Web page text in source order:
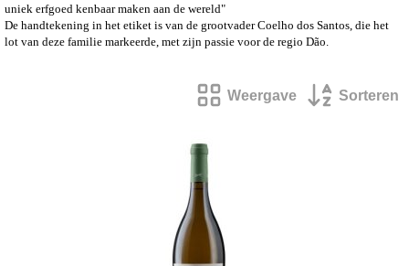
uniek erfgoed kenbaar maken aan de wereld"
De handtekening in het etiket is van de grootvader Coelho dos Santos, die het
lot van deze familie markeerde, met zijn passie voor de regio Dão.
Weergave Sorteren